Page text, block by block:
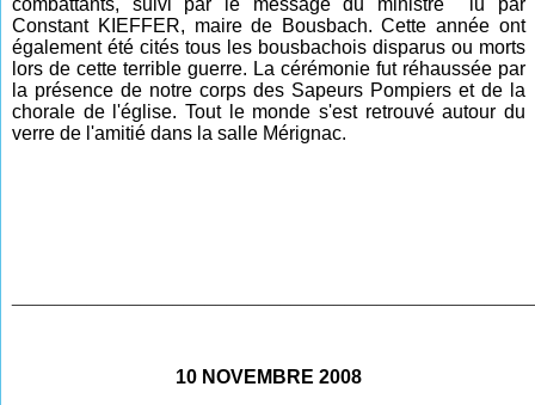
combattants, suivi par le message du ministre lu par
Constant KIEFFER, maire de Bousbach. Cette année ont
également été cités tous les bousbachois disparus ou morts
lors de cette terrible guerre. La cérémonie fut réhaussée par
la présence de notre corps des Sapeurs Pompiers et de la
chorale de l'église. Tout le monde s'est retrouvé autour du
verre de l'amitié dans la salle Mérignac.
10 NOVEMBRE 2008